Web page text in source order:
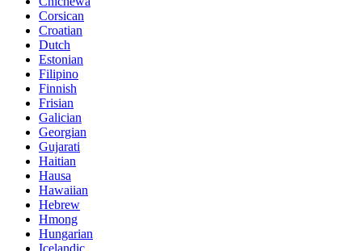
Corsican
Croatian
Dutch
Estonian
Filipino
Finnish
Frisian
Galician
Georgian
Gujarati
Haitian
Hausa
Hawaiian
Hebrew
Hmong
Hungarian